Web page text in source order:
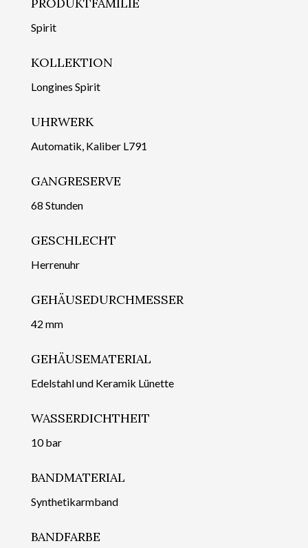
Spirit
KOLLEKTION
Longines Spirit
UHRWERK
Automatik, Kaliber L791
GANGRESERVE
68 Stunden
GESCHLECHT
Herrenuhr
GEHÄUSEDURCHMESSER
42 mm
GEHÄUSEMATERIAL
Edelstahl und Keramik Lünette
WASSERDICHTHEIT
10 bar
BANDMATERIAL
Synthetikarmband
BANDFARBE